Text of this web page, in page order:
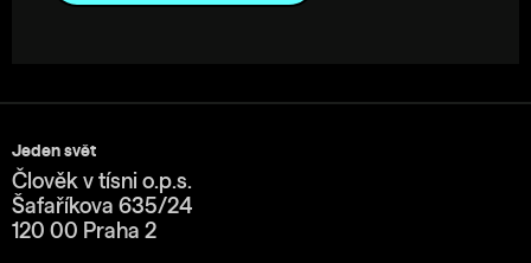
Jeden svět
Člověk v tísni o.p.s.
Šafaříkova 635/24
120 00 Praha 2